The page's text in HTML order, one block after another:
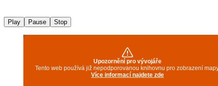
Play Pause Stop